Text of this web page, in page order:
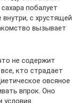
побалует
с хрустящей
вызывает
не содержит
кто страдает
овсяное
впрок. Оно